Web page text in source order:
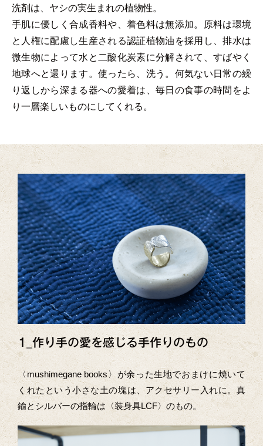
洗剤は、ヤシの実生まれの植物性。
手肌に優しく合成香料や、着色料は無添加。原料は環境
と人権に配慮し生産される認証植物油を採用し、排水は
微生物によって水と二酸化炭素に分解されて、すばやく
地球へと還ります。使ったら、洗う。何気ない日常の繰
り返しから深まる器への愛着は、毎日の食事の時間をよ
り一層楽しいものにしてくれる。
1_作り手の愛を感じる手作りのもの
〈mushimegane books〉が余った生地でおまけに焼いて
くれたという小さな土の塊は、アクセサリー入れに。真
鍮とシルバーの指輪は〈装身具LCF〉のもの。